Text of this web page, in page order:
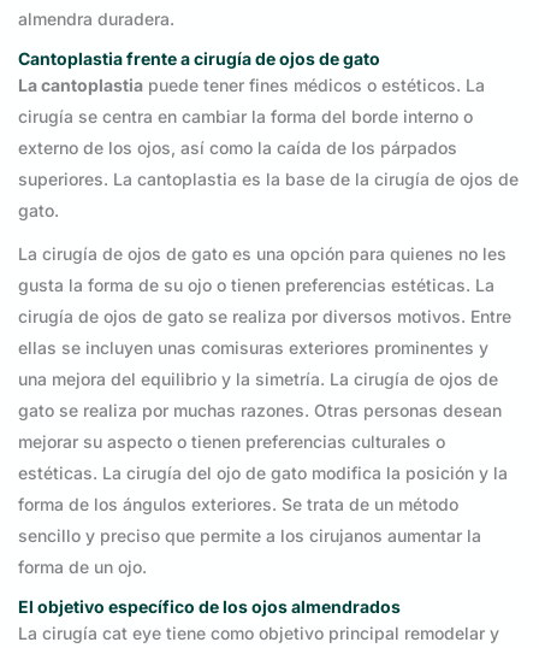
almendra duradera.
Cantoplastia frente a cirugía de ojos de gato
La cantoplastia puede tener fines médicos o estéticos. La
cirugía se centra en cambiar la forma del borde interno o
externo de los ojos, así como la caída de los párpados
superiores. La cantoplastia es la base de la cirugía de ojos de
gato.
La cirugía de ojos de gato es una opción para quienes no les
gusta la forma de su ojo o tienen preferencias estéticas. La
cirugía de ojos de gato se realiza por diversos motivos. Entre
ellas se incluyen unas comisuras exteriores prominentes y
una mejora del equilibrio y la simetría. La cirugía de ojos de
gato se realiza por muchas razones. Otras personas desean
mejorar su aspecto o tienen preferencias culturales o
estéticas. La cirugía del ojo de gato modifica la posición y la
forma de los ángulos exteriores. Se trata de un método
sencillo y preciso que permite a los cirujanos aumentar la
forma de un ojo.
El objetivo específico de los ojos almendrados
La cirugía cat eye tiene como objetivo principal remodelar y